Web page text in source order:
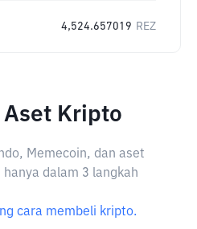
4,524.657019 REZ
Kripto
Memecoin, dan aset
dalam 3 langkah
cara membeli kripto.